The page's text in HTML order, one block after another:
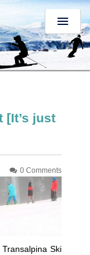
[It’s just
0 Comments
Ski